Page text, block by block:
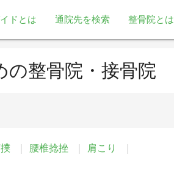
ドとは 通院先を検索 整骨院とは
の整骨院・接骨院
腰椎捻挫 肩こり